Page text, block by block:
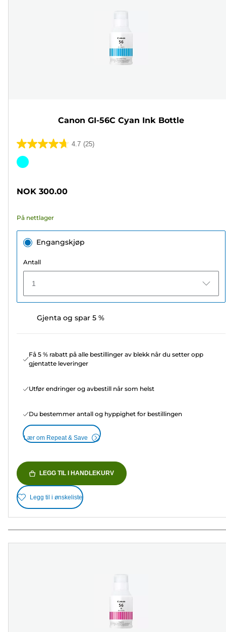
Canon GI-56C Cyan Ink Bottle
4.7 (25)
4.7
av
Fargekassett
NOK 300.00
På nettlager
Engangskjøp
Antall
1
Gjenta og spar 5 %
Få 5 % rabatt på alle bestillinger av blekk når du setter opp
gjentatte leveringer
Utfør endringer og avbestill når som helst
Du bestemmer antall og hyppighet for bestillingen
Lær om Repeat & Save
LEGG TIL I HANDLEKURV
Legg til i ønskeliste